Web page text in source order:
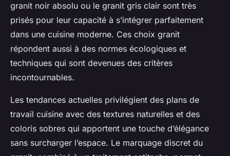
granit noir absolu ou le granit gris clair sont très
prisés pour leur capacité à s’intégrer parfaitement
dans une cuisine moderne. Ces choix granit
répondent aussi à des normes écologiques et
techniques qui sont devenues des critères
incontournables.
Les tendances actuelles privilégient des plans de
travail cuisine avec des textures naturelles et des
coloris sobres qui apportent une touche d’élégance
sans surcharger l’espace. Le marquage discret du